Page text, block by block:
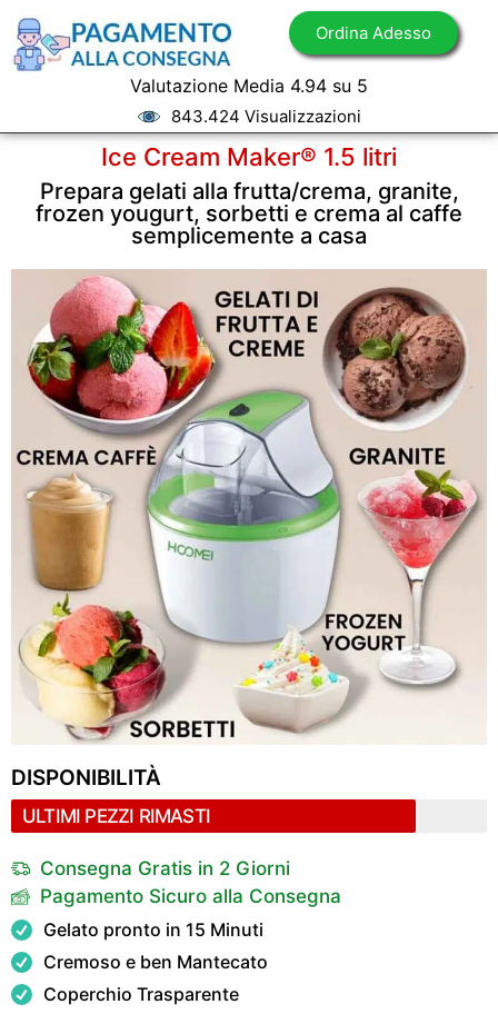
Ordina Adesso
Valutazione Media 4.94 su 5
843.424 Visualizzazioni
Ice Cream Maker® 1.5 litri
Prepara gelati alla frutta/crema, granite,
frozen yougurt, sorbetti e crema al caffe
semplicemente a casa
DISPONIBILITÀ
ULTIMI PEZZI RIMASTI
Consegna Gratis in 2 Giorni
Pagamento Sicuro alla Consegna
Gelato pronto in 15 Minuti
Cremoso e ben Mantecato
Coperchio Trasparente